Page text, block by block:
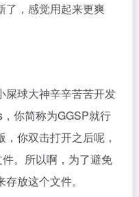
了，感觉用起来更爽
屎球大神辛辛苦苦开发
你简称为GGSP就行
你双击打开之后呢，
件。所以啊，为了避免
放这个文件。